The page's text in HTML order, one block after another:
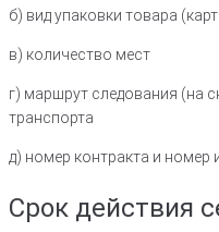
б) вид упаковки товара
в) количество мест
г) маршрут следования (на
транспорта
д) номер контракта и номер
Срок действия